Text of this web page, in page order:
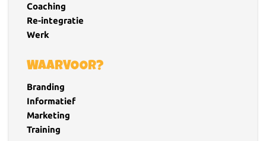
Coaching
Re-integratie
Werk
WAARVOOR?
Branding
Informatief
Marketing
Training